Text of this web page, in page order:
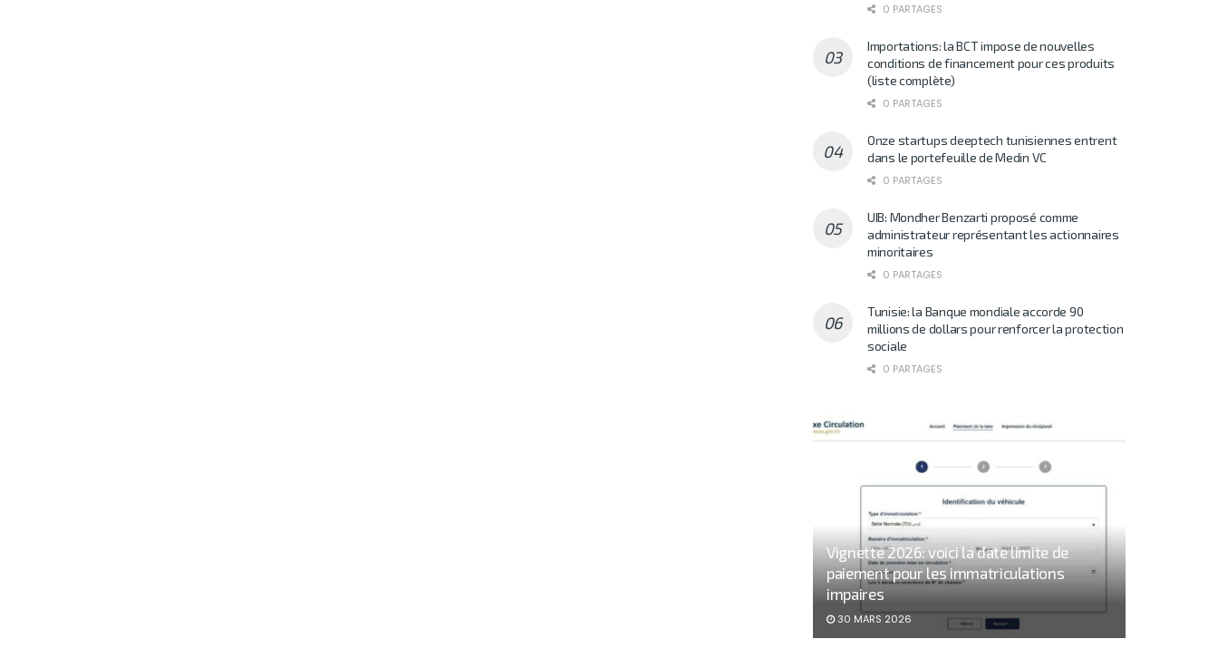
0 PARTAGES
Importations: la BCT impose de nouvelles
conditions de financement pour ces produits
(liste complète)
0 PARTAGES
Onze startups deeptech tunisiennes entrent
dans le portefeuille de Medin VC
0 PARTAGES
UIB: Mondher Benzarti proposé comme
administrateur représentant les actionnaires
minoritaires
0 PARTAGES
Tunisie: la Banque mondiale accorde 90
millions de dollars pour renforcer la protection
sociale
0 PARTAGES
Vignette 2026: voici la date limite de
paiement pour les immatriculations
impaires
30 MARS 2026